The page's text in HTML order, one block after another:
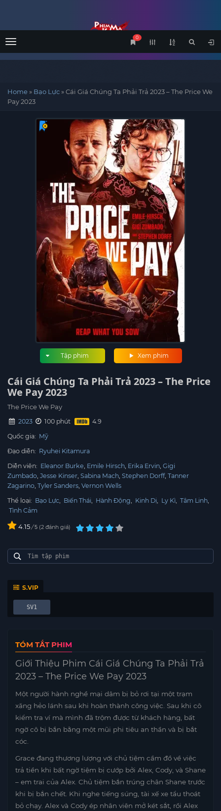
Menu
0
Home» Bạo Lực»Cái Giá Chúng Ta Phải Trả 2023 – The Price We
Pay 2023
Xem phim
Tập phim
Cái Giá Chúng Ta Phải Trả 2023 – The Price
We Pay 2023
The Price We Pay
2023
100 phút
Quốc gia: Mỹ
Đạo diễn: Ryuhei Kitamura
Diễn viên: Eleanor Burke Emile Hirsch Erika Ervin Gigi
Zumbado Jesse Kinser Sabina Mach Stephen Dorff Tanner
Zagarino Tyler Sanders Vernon Wells
Thể loại: Bạo Lực, Biến Thái, Hành Động, Kinh Dị, Ly Kì, Tâm Linh,
Tình Cảm
4.15/ 5 2 đánh giá
S.VIP
SV1
TÓM TẮT PHIM
Giới Thiệu Phim Cái Giá Chúng Ta Phải Trả
2023 – The Price We Pay 2023
Một người hành nghề mại dâm bị bỏ rơi tại một trạm
xăng hẻo lánh sau khi hoàn thành công việc. Sau khi cô
kiểm tra ví mà mình đã trộm được từ khách hàng, bất
ngờ cô bị bắn bằng một mũi phi tiêu an thần và bị bắt
cóc.
Grace đang thương lượng với chủ tiệm cầm đồ về việc
trả tiền khi bất ngờ tiệm bị cướp bởi Alex, Cody, và Shane
– em trai của Alex. Chủ tiệm bắn trúng chân Shane trước
khi bị bắn chết. Khi nghe tiếng súng, tài xế xe tẩu thoát
bỏ chạy. Alex và Cody ép nhân viên mở két sắt, rồi Alex